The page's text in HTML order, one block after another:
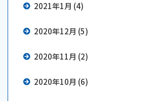
2021年1月 (4)
2020年12月 (5)
2020年11月 (2)
2020年10月 (6)